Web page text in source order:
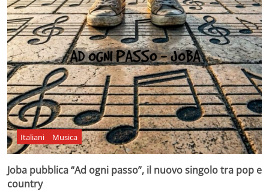
Italiani Musica
Joba pubblica “Ad ogni passo”, il nuovo singolo tra pop e
country